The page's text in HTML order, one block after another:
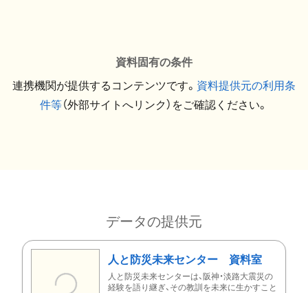
資料固有の条件
連携機関が提供するコンテンツです。 資料提供元の利用条
件等（外部サイトへリンク）をご確認ください。
データの提供元
人と防災未来センター 資料室
人と防災未来センターは、阪神・淡路大震災の
経験を語り継ぎ、その教訓を未来に生かすこと